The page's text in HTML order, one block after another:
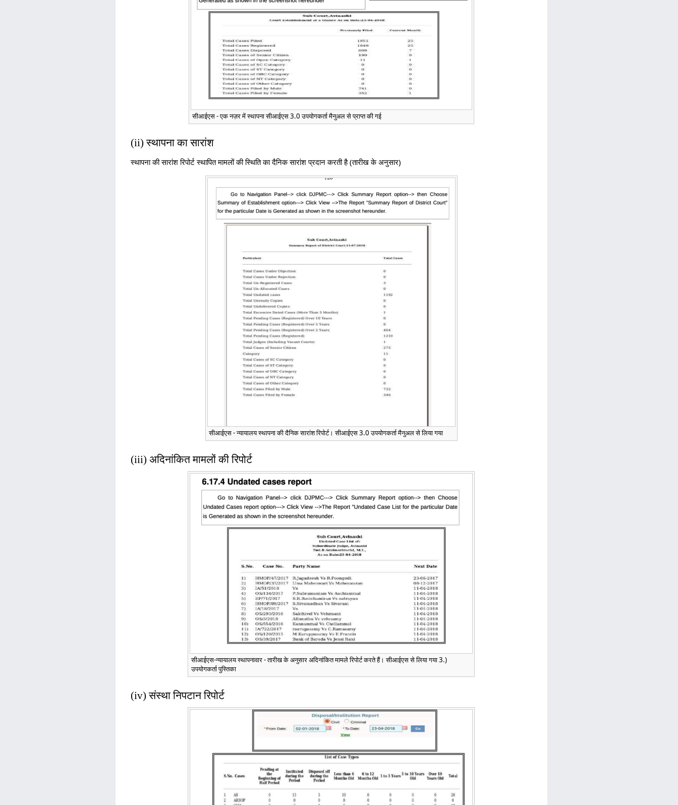
सीआईएस - एक नज़र में स्थापना सीआईएस 3.0 उपयोगकर्ता मैनुअल से प्राप्त की गई
(ii) स्थापना का सारांश
स्थापना की सारांश रिपोर्ट स्थापित मामलों की स्थिति का दैनिक सारांश प्रदान करती है (तारीख के अनुसार)
सीआईएस - न्यायालय स्थापना की दैनिक सारांश रिपोर्ट। सीआईएस 3.0 उपयोगकर्ता मैनुअल से लिया गया
(iii) अदिनांकित मामलों की रिपोर्ट
सीआईएस-न्यायालय स्थापनावार - तारीख के अनुसार अदिनांकित मामले रिपोर्ट करते हैं। सीआईएस से लिया गया 3.)
उपयोगकर्ता पुस्तिका
(iv) संस्था निपटान रिपोर्ट